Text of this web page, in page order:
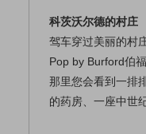
科茨沃尔德的村庄
驾车穿过美丽的村
Pop by Burford伯
那里您会看到一排
的药房、一座中世